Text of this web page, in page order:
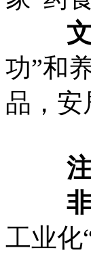
功”和
品，安
工业化